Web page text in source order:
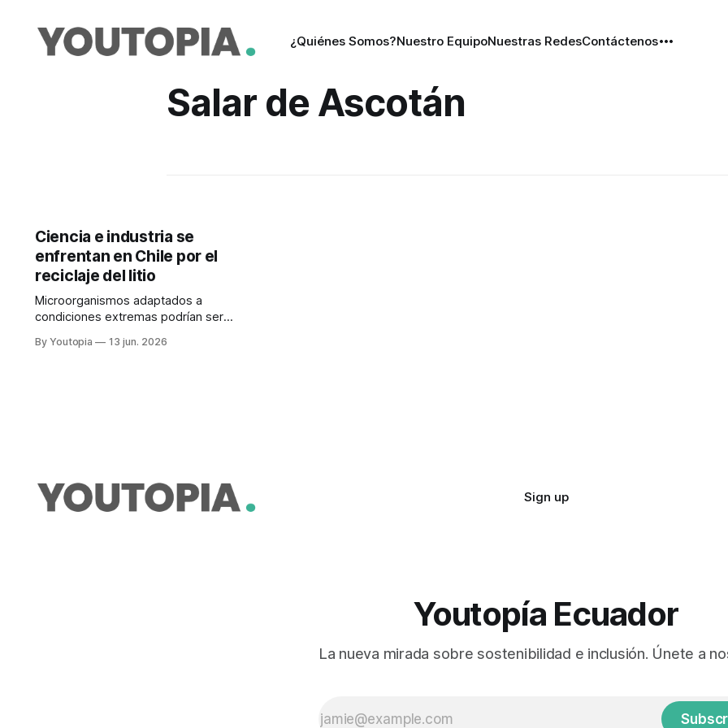
¿Quiénes Somos?Nuestro EquipoNuestras RedesContáctenos
Salar de Ascotán
Ciencia e industria se
enfrentan en Chile por el
reciclaje del litio
Microorganismos adaptados a
condiciones extremas podrían ser
biominería. Pero los proyectos
By Youtopia 13 jun. 2026
Sign up
Youtopía Ecuador
La nueva mirada sobre sostenibilidad e inclusión. Únete a